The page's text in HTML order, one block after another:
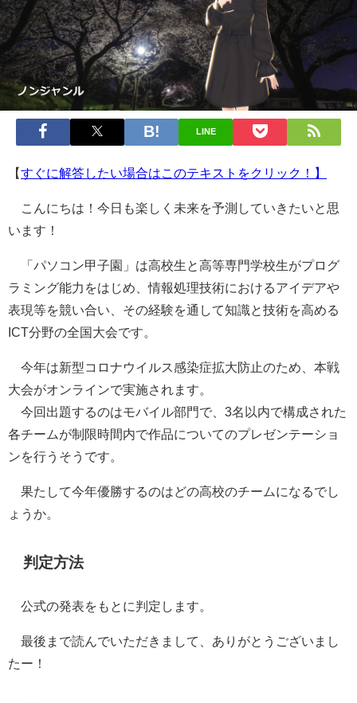
LINE
【すぐに解答したい場合はこのテキストをクリック！】
こんにちは！今日も楽しく未来を予測していきたいと思
います！
「パソコン甲子園」は高校生と高等専門学校生がプログ
ラミング能力をはじめ、情報処理技術におけるアイデアや
表現等を競い合い、その経験を通して知識と技術を高める
ICT分野の全国大会です。
今年は新型コロナウイルス感染症拡大防止のため、本戦
大会がオンラインで実施されます。
今回出題するのはモバイル部門で、3名以内で構成された
各チームが制限時間内で作品についてのプレゼンテーショ
ンを行うそうです。
果たして今年優勝するのはどの高校のチームになるでし
ょうか。
判定方法
公式の発表をもとに判定します。
最後まで読んでいただきまして、ありがとうございまし
たー！